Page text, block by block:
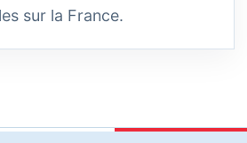
sur la France.